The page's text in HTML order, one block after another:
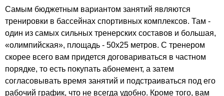
Самым бюджетным вариантом занятий являются
тренировки в бассейнах спортивных комплексов. Там -
один из самых сильных тренерских составов и большая,
«олимпийская», площадь - 50х25 метров. С тренером
скорее всего вам придется договариваться в частном
порядке, то есть покупать абонемент, а затем
согласовывать время занятий и подстраиваться под его
рабочий график, что не всегда удобно. Кроме того, вам